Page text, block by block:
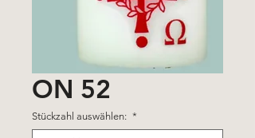
ON 52
Stückzahl auswählen: *